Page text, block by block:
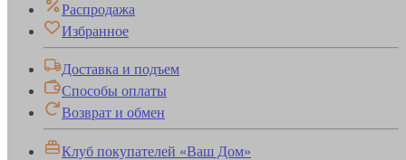
Распродажа
Избранное
Доставка и подъем
Способы оплаты
Возврат и обмен
Клуб покупателей «Ваш Дом»